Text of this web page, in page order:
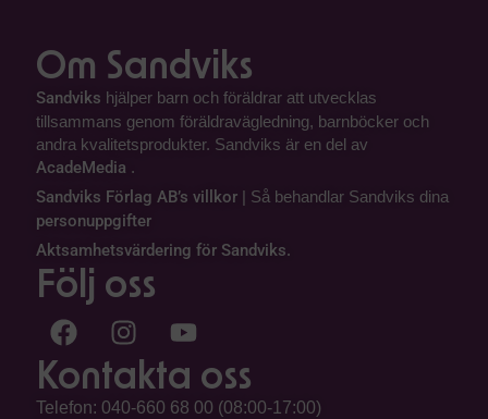
Om Sandviks
Sandviks hjälper barn och föräldrar att utvecklas
tillsammans genom föräldravägledning, barnböcker och
andra kvalitetsprodukter. Sandviks är en del av
AcadeMedia .
Sandviks Förlag AB’s villkor | Så behandlar Sandviks dina
personuppgifter
Aktsamhetsvärdering för Sandviks.
Följ oss
Kontakta oss
Telefon: 040-660 68 00 (08:00-17:00)